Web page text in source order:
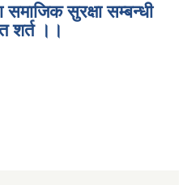
समाजिक सुरक्षा सम्बन्धी
शर्त ।।